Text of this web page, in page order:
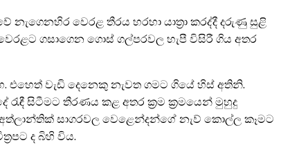
වෙරළ තීරය හරහා යාත්‍රා කරද්දී දරුණු සුළි
ගසාගෙන ගොස් ගල්පරවල හැපී විසිරී ගිය අතර
වැඩි දෙනෙකු නැවත ගමට ගියේ හිස් අතිනි.
සිටීමට තීරණය කළ අතර ක්‍රම ක්‍රමයෙන් මුහුදු
සාගරවල වෙළෙන්දන්ගේ නැව් කොල්ල කෑමට
ද බිහි විය.